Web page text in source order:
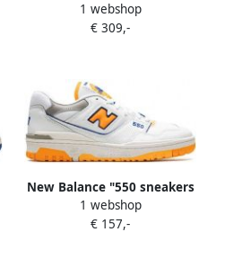
sneakers Wit
1 webshop
€ 309,-
New Balance "550 sneakers
Lakers Pack- Vibrant
Orange" Wit
1 webshop
€ 157,-